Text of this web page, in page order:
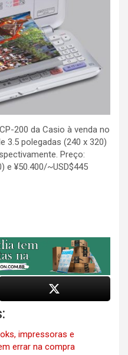
200 da Casio à venda no
3.5 polegadas (240 x 320)
Preço:
e ¥50.400/~USD$445
impressoras e
errar na compra